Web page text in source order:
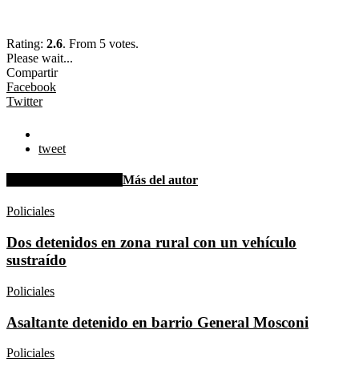
Rating: 2.6. From 5 votes.
Please wait...
Compartir
Facebook
Twitter
tweet
Más del autor
Policiales
Dos detenidos en zona rural con un vehículo
sustraído
Policiales
Asaltante detenido en barrio General Mosconi
Policiales